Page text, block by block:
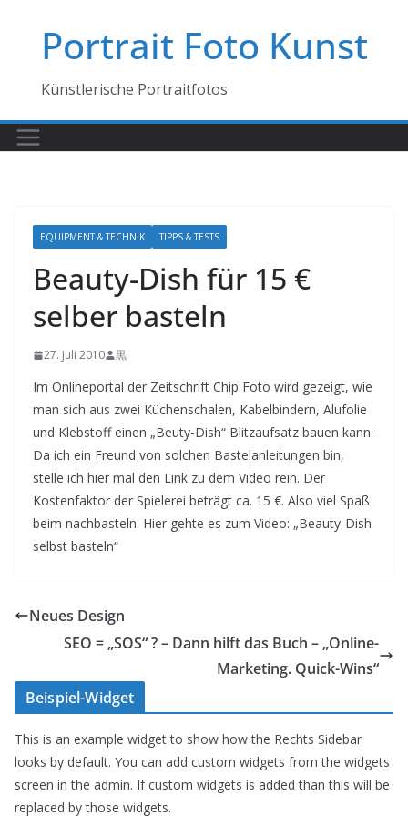
springenPortrait Foto Kunst
Künstlerische Portraitfotos
EQUIPMENT & TECHNIK TIPPS & TESTS
Beauty-Dish für 15 €
selber basteln
27. Juli 2010 黒
Im Onlineportal der Zeitschrift Chip Foto wird gezeigt, wie
man sich aus zwei Küchenschalen, Kabelbindern, Alufolie
und Klebstoff einen „Beuty-Dish“ Blitzaufsatz bauen kann.
Da ich ein Freund von solchen Bastelanleitungen bin,
stelle ich hier mal den Link zu dem Video rein. Der
Kostenfaktor der Spielerei beträgt ca. 15 €. Also viel Spaß
beim nachbasteln. Hier gehte es zum Video: „Beauty-Dish
selbst basteln“
Neues Design
SEO = „SOS“ ? – Dann hilft das Buch – „Online-
Marketing. Quick-Wins“
Beispiel-Widget
This is an example widget to show how the Rechts Sidebar
looks by default. You can add custom widgets from the widgets
screen in the admin. If custom widgets is added than this will be
replaced by those widgets.